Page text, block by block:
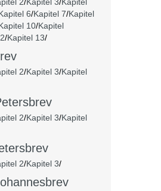
6/Kapitel 7/Kapitel
10/Kapitel
/Kapitel 13/
2/Kapitel 3/Kapitel
2/Kapitel 3/Kapitel
2/Kapitel 3/